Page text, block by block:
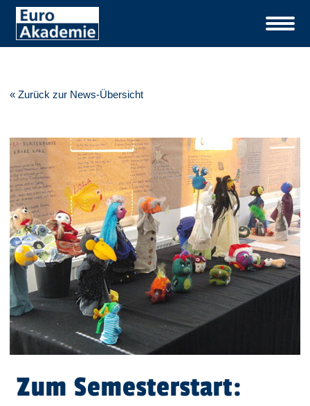
« Zurück zur News-Übersicht
Zum Semesterstart: